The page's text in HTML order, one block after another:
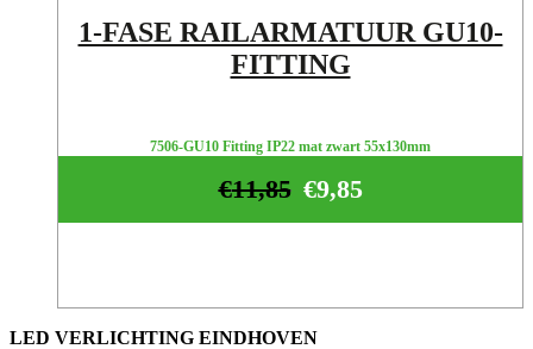
1-FASE RAILARMATUUR GU10-
FITTING
7506-GU10 Fitting IP22 mat zwart 55x130mm
€9,85
€11,85
LED VERLICHTING EINDHOVEN